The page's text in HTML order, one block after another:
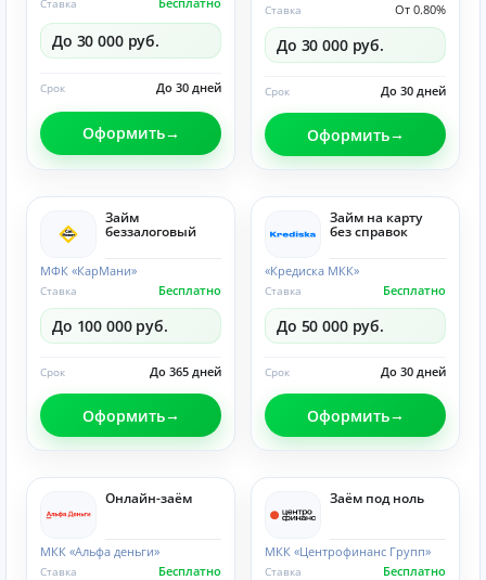
Ставка
До 30 000 руб.
До 30 дней
Срок
Оформить
От 0.80%
Ставка
До 30 000 руб.
До 30 дней
Срок
Оформить
Займ
беззалоговый
МФК «КарМани»
Бесплатно
Ставка
До 100 000 руб.
До 365 дней
Срок
Оформить
Займ на карту
без справок
«Кредиска МКК»
Бесплатно
Ставка
До 50 000 руб.
До 30 дней
Срок
Оформить
Онлайн-заём
МКК «Альфа деньги»
Бесплатно
Ставка
Заём под ноль
МКК «Центрофинанс Групп»
Бесплатно
Ставка